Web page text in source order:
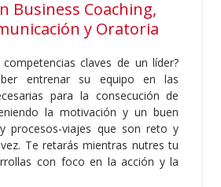
Business Coaching,
y Oratoria
claves de un líder?
entrenar su equipo en las
para la consecución de
la motivación y un buen
procesos-viajes que son reto y
Te retarás mientras nutres tu
con foco en la acción y la